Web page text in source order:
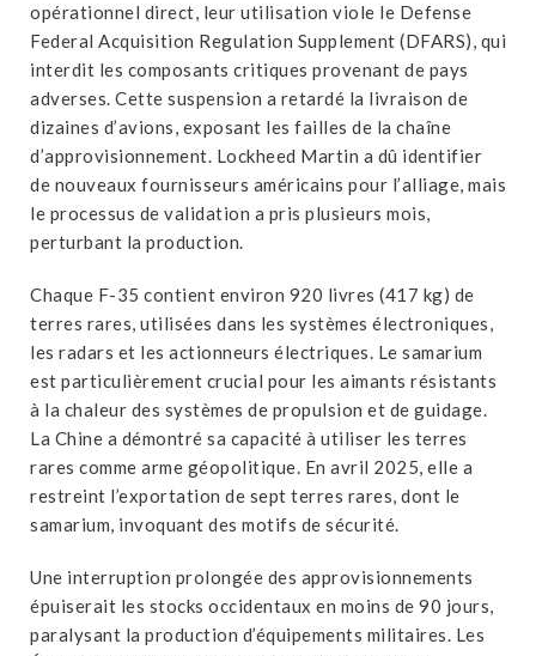
opérationnel direct, leur utilisation viole le Defense
Federal Acquisition Regulation Supplement (DFARS), qui
interdit les composants critiques provenant de pays
adverses. Cette suspension a retardé la livraison de
dizaines d’avions, exposant les failles de la chaîne
d’approvisionnement. Lockheed Martin a dû identifier
de nouveaux fournisseurs américains pour l’alliage, mais
le processus de validation a pris plusieurs mois,
perturbant la production.
Chaque F-35 contient environ 920 livres (417 kg) de
terres rares, utilisées dans les systèmes électroniques,
les radars et les actionneurs électriques. Le samarium
est particulièrement crucial pour les aimants résistants
à la chaleur des systèmes de propulsion et de guidage.
La Chine a démontré sa capacité à utiliser les terres
rares comme arme géopolitique. En avril 2025, elle a
restreint l’exportation de sept terres rares, dont le
samarium, invoquant des motifs de sécurité.
Une interruption prolongée des approvisionnements
épuiserait les stocks occidentaux en moins de 90 jours,
paralysant la production d’équipements militaires. Les